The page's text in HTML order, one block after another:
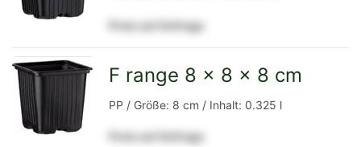
Detailseite
Preis auf Anfrage
F range 8 x 8 x 8 cm
PP / Größe: 8 cm / Inhalt: 0.325 l
Preis auf Anfrage